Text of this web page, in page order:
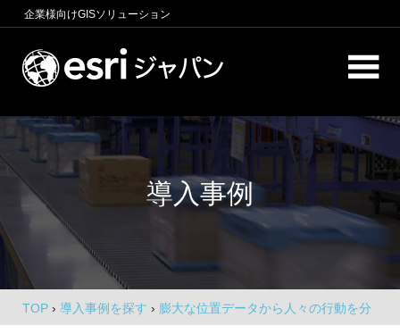
ン
へ
キ
企業様向けGISソリューション
ー
シ
ン
ン
商
圏
析、
マ
ー
ケ
テ
導入事例
TOP › 導入事例を探す › 膨大な位置データから人々の行動を分
析、地域の観光活性化を支援